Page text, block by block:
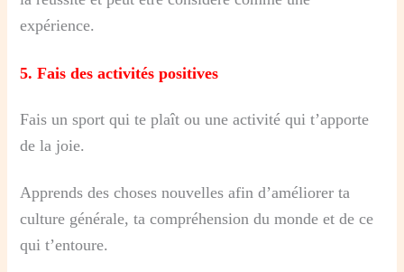
expérience.
5. Fais des activités positives
Fais un sport qui te plaît ou une activité qui t’apporte
de la joie.
Apprends des choses nouvelles afin d’améliorer ta
culture générale, ta compréhension du monde et de ce
qui t’entoure.